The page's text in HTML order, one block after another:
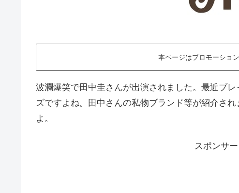
本ページはプロモーショ
波瀾爆笑で田中圭さんが出演されました。最近ブ
ズですよね。田中さんの私物ブランド等が紹介さ
よ。
スポンサ